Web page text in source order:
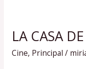
LA CASA
Cine, Principal /
LA
CASA